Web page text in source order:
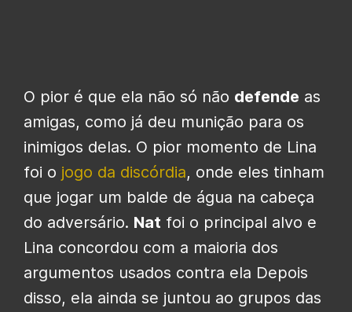
O pior é que ela não só não defende as
amigas, como já deu munição para os
inimigos delas. O pior momento de Lina
foi o jogo da discórdia, onde eles tinham
que jogar um balde de água na cabeça
do adversário. Nat foi o principal alvo e
Lina concordou com a maioria dos
argumentos usados contra ela Depois
disso, ela ainda se juntou ao grupos das